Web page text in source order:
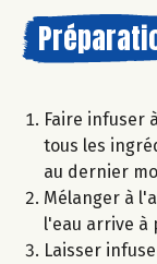
Faire infuser
tous les
au dernier
Mélanger à
l'eau arrive à
Laisser